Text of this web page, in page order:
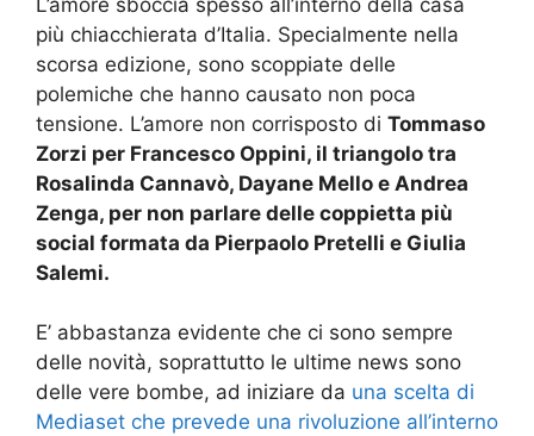
più chiacchierata d’Italia. Specialmente nella
scorsa edizione, sono scoppiate delle
polemiche che hanno causato non poca
tensione. L’amore non corrisposto di Tommaso
Zorzi per Francesco Oppini, il triangolo tra
Rosalinda Cannavò, Dayane Mello e Andrea
Zenga, per non parlare delle coppietta più
social formata da Pierpaolo Pretelli e Giulia
Salemi.
E’ abbastanza evidente che ci sono sempre
delle novità, soprattutto le ultime news sono
delle vere bombe, ad iniziare da una scelta di
Mediaset che prevede una rivoluzione all’interno